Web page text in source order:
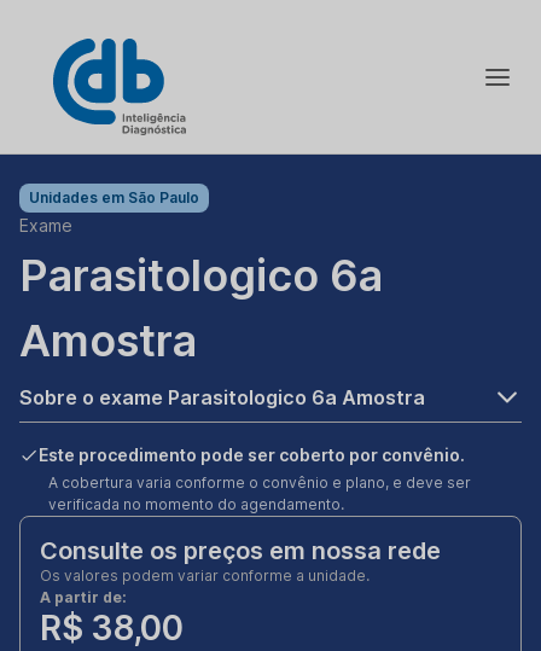
Unidades em São Paulo
Exame
Parasitologico 6a
Amostra
Sobre o exame Parasitologico 6a Amostra
Este procedimento pode ser coberto por convênio.
A cobertura varia conforme o convênio e plano, e deve ser
verificada no momento do agendamento.
Consulte os preços em nossa rede
Os valores podem variar conforme a unidade.
A partir de:
R$ 38,00